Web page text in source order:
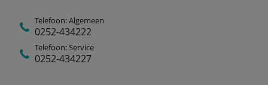
Telefoon: Algemeen
0252-434222
Telefoon: Service
0252-434227